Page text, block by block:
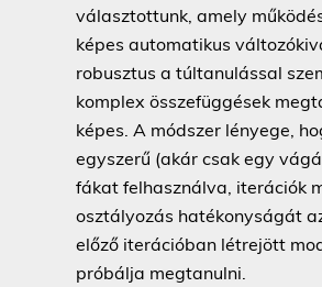
választottunk, amely
képes automatikus
robusztus a túltanulással
komplex összefüggések
képes. A módszer lényege,
egyszerű (akár csak egy
fákat felhasználva, iterációk
osztályozás hatékonyságát
előző iterációban létrejött
próbálja megtanulni.